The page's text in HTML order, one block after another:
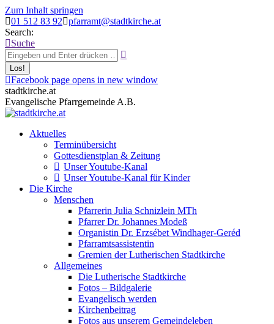
Zum Inhalt springen
01 512 83 92
pfarramt@stadtkirche.at
Search:
Suche
Facebook page opens in new window
stadtkirche.at
Evangelische Pfarrgemeinde A.B.
Aktuelles
Terminübersicht
Gottesdienstplan & Zeitung
Unser Youtube-Kanal
Unser Youtube-Kanal für Kinder
Die Kirche
Menschen
Pfarrerin Julia Schnizlein MTh
Pfarrer Dr. Johannes Modeß
Organistin Dr. Erzsébet Windhager-Geréd
Pfarramtsassistentin
Gremien der Lutherischen Stadtkirche
Allgemeines
Die Lutherische Stadtkirche
Fotos – Bildgalerie
Evangelisch werden
Kirchenbeitrag
Fotos aus unserem Gemeindeleben